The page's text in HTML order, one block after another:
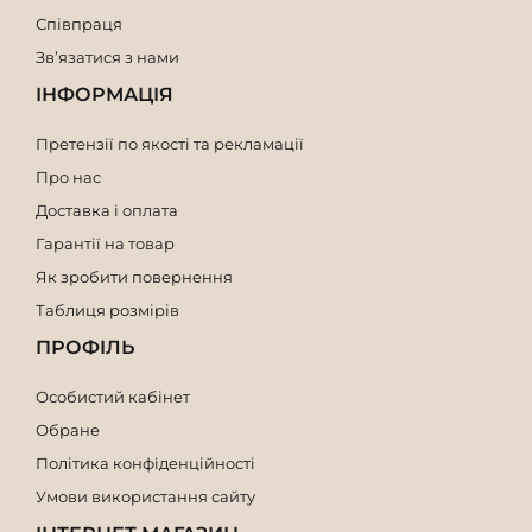
Співпраця
Зв’язатися з нами
ІНФОРМАЦІЯ
Претензії по якості та рекламації
Про нас
Доставка і оплата
Гарантії на товар
Як зробити повернення
Таблиця розмірів
ПРОФІЛЬ
Особистий кабінет
Обране
Політика конфіденційності
Умови використання сайту